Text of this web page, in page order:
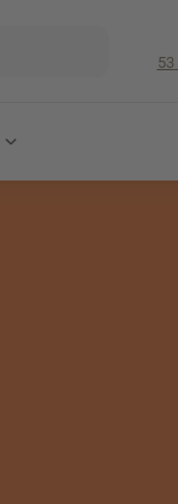
53